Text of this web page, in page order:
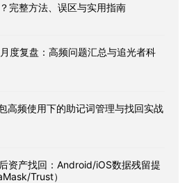
完整方法、误区与实用指南
度复盘：高频问题汇总与追光者科
高频使用下的助记词管理与找回实战
资产找回：Android/iOS数据残留提
Trust）